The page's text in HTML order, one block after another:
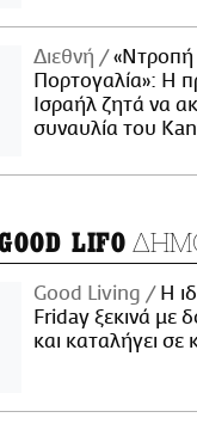
Διεθνή
«Ντροπή
Πορτογαλία»: Η
Ισραήλ ζητά να
συναυλία του
LIFO
Good Living
Η
Friday ξεκινά με
και καταλήγει σε